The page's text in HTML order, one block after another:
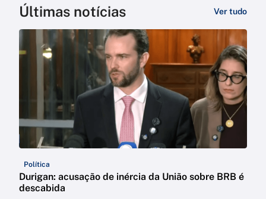
Últimas notícias Ver tudo
Política
Durigan: acusação de inércia da União sobre BRB é
descabida